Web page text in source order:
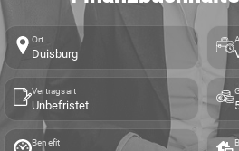
Ort
Duisburg
Vertragsart
Unbefristet
Benefit